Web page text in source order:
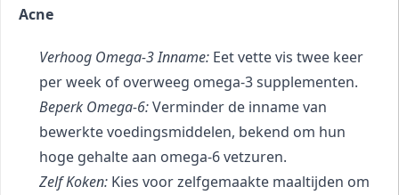
Acne
Verhoog Omega-3 Inname: Eet vette vis twee keer
per week of overweeg omega-3 supplementen.
Beperk Omega-6: Verminder de inname van
bewerkte voedingsmiddelen, bekend om hun
hoge gehalte aan omega-6 vetzuren.
Zelf Koken: Kies voor zelfgemaakte maaltijden om